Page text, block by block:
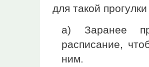
для такой
a) Заранее
расписание,
ним.